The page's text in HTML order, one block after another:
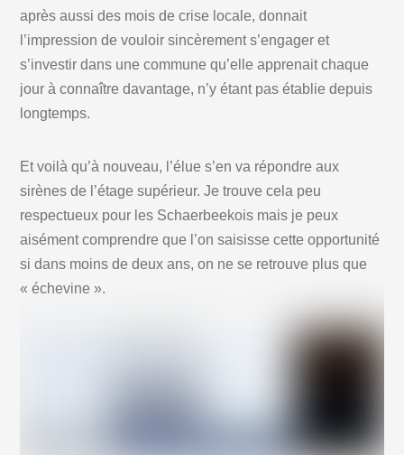
après aussi des mois de crise locale, donnait
l’impression de vouloir sincèrement s’engager et
s’investir dans une commune qu’elle apprenait chaque
jour à connaître davantage, n’y étant pas établie depuis
longtemps.
Et voilà qu’à nouveau, l’élue s’en va répondre aux
sirènes de l’étage supérieur. Je trouve cela peu
respectueux pour les Schaerbeekois mais je peux
aisément comprendre que l’on saisisse cette opportunité
si dans moins de deux ans, on ne se retrouve plus que
« échevine ».